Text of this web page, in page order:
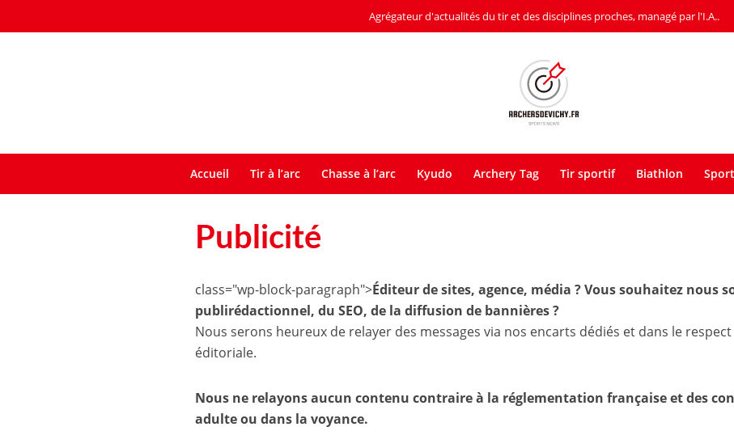
Agrégateur d'actualités du tir et des disciplines proches, managé par l'I.A..
Accueil Tir à l’arc Chasse à l’arc Kyudo Archery Tag Tir sportif Biathlon
Publicité
class="wp-block-paragraph">Éditeur de sites, agence, média ? Vous souhaitez nous
publirédactionnel, du SEO, de la diffusion de bannières ?
Nous serons heureux de relayer des messages via nos encarts dédiés et dans le
éditoriale.
Nous ne relayons aucun contenu contraire à la réglementation française et des
adulte ou dans la voyance.